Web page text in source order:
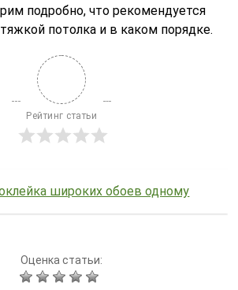
подробно, что рекомендуется
потолка и в каком порядке.
Рейтинг статьи
широких обоев одному
Оценка статьи: